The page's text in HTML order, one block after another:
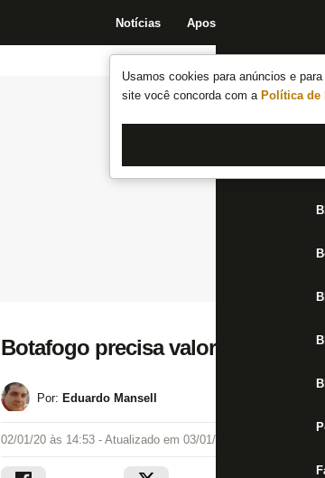
Usamos cookies para anúncios e
site você concorda com a Política de
Notícias Apostas
Botafogo precisa valorizar o
Por: Eduardo Mansell
02/01/20 às 14:53 - Atualizado em 03/01/20 às 12:41